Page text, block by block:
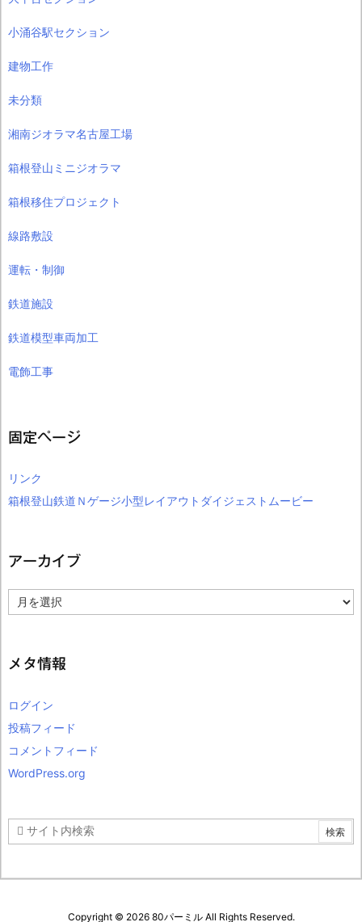
小涌谷駅セクション
建物工作
未分類
湘南ジオラマ名古屋工場
箱根登山ミニジオラマ
箱根移住プロジェクト
線路敷設
運転・制御
鉄道施設
鉄道模型車両加工
電飾工事
固定ページ
リンク
箱根登山鉄道Ｎゲージ小型レイアウトダイジェストムービー
アーカイブ
ー
ブ
メタ情報
ログイン
投稿フィード
コメントフィード
WordPress.org
Copyright © 2026 80パーミルAll Rights Reserved.